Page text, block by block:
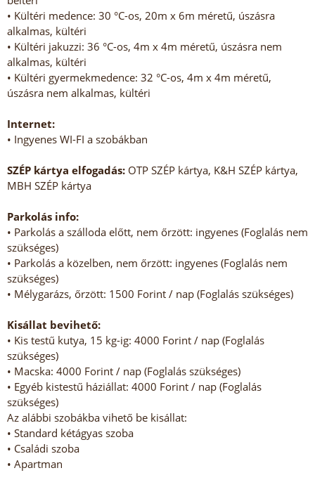
• Kültéri medence: 30 °C-os, 20m x 6m méretű, úszásra
alkalmas, kültéri
• Kültéri jakuzzi: 36 °C-os, 4m x 4m méretű, úszásra nem
alkalmas, kültéri
• Kültéri gyermekmedence: 32 °C-os, 4m x 4m méretű,
úszásra nem alkalmas, kültéri
Internet:
• Ingyenes WI-FI a szobákban
SZÉP kártya elfogadás: OTP SZÉP kártya, K&H SZÉP kártya,
MBH SZÉP kártya
Parkolás info:
• Parkolás a szálloda előtt, nem őrzött: ingyenes (Foglalás nem
szükséges)
• Parkolás a közelben, nem őrzött: ingyenes (Foglalás nem
szükséges)
• Mélygarázs, őrzött: 1500 Forint / nap (Foglalás szükséges)
Kisállat bevihető:
• Kis testű kutya, 15 kg-ig: 4000 Forint / nap (Foglalás
szükséges)
• Macska: 4000 Forint / nap (Foglalás szükséges)
• Egyéb kistestű háziállat: 4000 Forint / nap (Foglalás
szükséges)
Az alábbi szobákba vihető be kisállat:
• Standard kétágyas szoba
• Családi szoba
• Apartman